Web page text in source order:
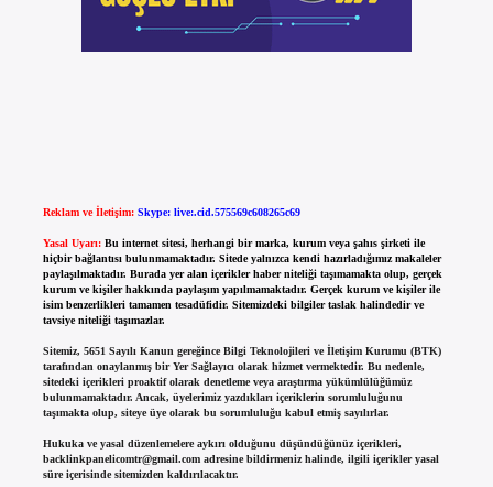
Reklam ve İletişim: Skype: live:.cid.575569c608265c69
Yasal Uyarı: Bu internet sitesi, herhangi bir marka, kurum veya şahıs şirketi ile
hiçbir bağlantısı bulunmamaktadır. Sitede yalnızca kendi hazırladığımız makaleler
paylaşılmaktadır. Burada yer alan içerikler haber niteliği taşımamakta olup, gerçek
kurum ve kişiler hakkında paylaşım yapılmamaktadır. Gerçek kurum ve kişiler ile
isim benzerlikleri tamamen tesadüfidir. Sitemizdeki bilgiler taslak halindedir ve
tavsiye niteliği taşımazlar.
Sitemiz, 5651 Sayılı Kanun gereğince Bilgi Teknolojileri ve İletişim Kurumu (BTK)
tarafından onaylanmış bir Yer Sağlayıcı olarak hizmet vermektedir. Bu nedenle,
sitedeki içerikleri proaktif olarak denetleme veya araştırma yükümlülüğümüz
bulunmamaktadır. Ancak, üyelerimiz yazdıkları içeriklerin sorumluluğunu
taşımakta olup, siteye üye olarak bu sorumluluğu kabul etmiş sayılırlar.
Hukuka ve yasal düzenlemelere aykırı olduğunu düşündüğünüz içerikleri,
backlinkpanelicomtr@gmail.comadresine bildirmeniz halinde, ilgili içerikler yasal
süre içerisinde sitemizden kaldırılacaktır.